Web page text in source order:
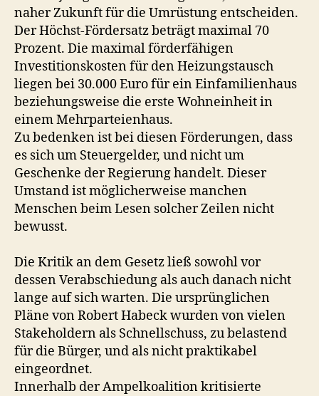
naher Zukunft für die Umrüstung entscheiden.
Der Höchst-Fördersatz beträgt maximal 70
Prozent. Die maximal förderfähigen
Investitionskosten für den Heizungstausch
liegen bei 30.000 Euro für ein Einfamilienhaus
beziehungsweise die erste Wohneinheit in
einem Mehrparteienhaus.
Zu bedenken ist bei diesen Förderungen, dass
es sich um Steuergelder, und nicht um
Geschenke der Regierung handelt. Dieser
Umstand ist möglicherweise manchen
Menschen beim Lesen solcher Zeilen nicht
bewusst.
Die Kritik an dem Gesetz ließ sowohl vor
dessen Verabschiedung als auch danach nicht
lange auf sich warten. Die ursprünglichen
Pläne von Robert Habeck wurden von vielen
Stakeholdern als Schnellschuss, zu belastend
für die Bürger, und als nicht praktikabel
eingeordnet.
Innerhalb der Ampelkoalition kritisierte